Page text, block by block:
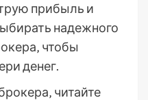
прибыль и
надежного
чтобы
денег.
читайте